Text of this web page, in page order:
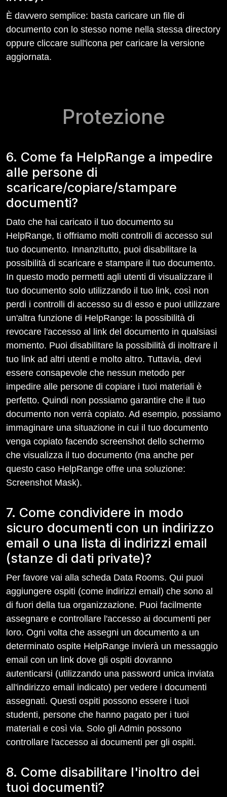
È davvero semplice: basta caricare un file di
documento con lo stesso nome nella stessa directory
oppure cliccare sull'icona per caricare la versione
aggiornata.
Protezione
6. Come fa HelpRange a impedire
alle persone di
scaricare/copiare/stampare
documenti?
Dato che hai caricato il tuo documento su
HelpRange, ti offriamo molti controlli di accesso sul
tuo documento. Innanzitutto, puoi disabilitare la
possibilità di scaricare e stampare il tuo documento.
In questo modo permetti agli utenti di visualizzare il
tuo documento solo utilizzando il tuo link, così non
perdi i controlli di accesso su di esso e puoi utilizzare
un'altra funzione di HelpRange: la possibilità di
revocare l'accesso al link del documento in qualsiasi
momento. Puoi disabilitare la possibilità di inoltrare il
tuo link ad altri utenti e molto altro. Tuttavia, devi
essere consapevole che nessun metodo per
impedire alle persone di copiare i tuoi materiali è
perfetto. Quindi non possiamo garantire che il tuo
documento non verrà copiato. Ad esempio, possiamo
immaginare una situazione in cui il tuo documento
venga copiato facendo screenshot dello schermo
che visualizza il tuo documento (ma anche per
questo caso HelpRange offre una soluzione:
Screenshot Mask).
7. Come condividere in modo
sicuro documenti con un indirizzo
email o una lista di indirizzi email
(stanze di dati private)?
Per favore vai alla scheda Data Rooms. Qui puoi
aggiungere ospiti (come indirizzi email) che sono al
di fuori della tua organizzazione. Puoi facilmente
assegnare e controllare l'accesso ai documenti per
loro. Ogni volta che assegni un documento a un
determinato ospite HelpRange invierà un messaggio
email con un link dove gli ospiti dovranno
autenticarsi (utilizzando una password unica inviata
all'indirizzo email indicato) per vedere i documenti
assegnati. Questi ospiti possono essere i tuoi
studenti, persone che hanno pagato per i tuoi
materiali e così via. Solo gli Admin possono
controllare l'accesso ai documenti per gli ospiti.
8. Come disabilitare l'inoltro dei
tuoi documenti?